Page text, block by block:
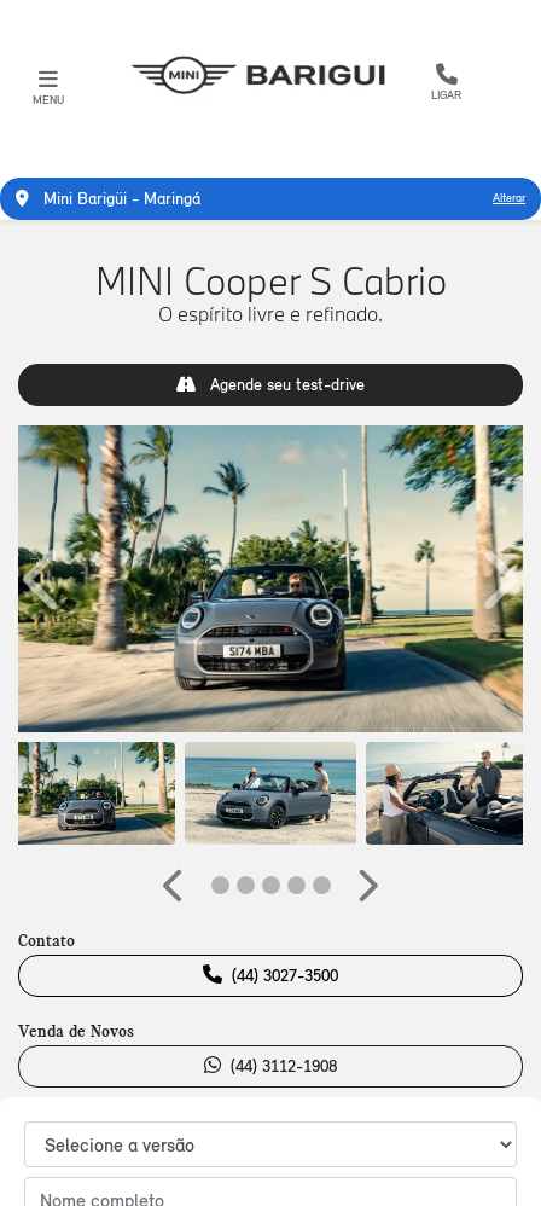
MENU LIGAR
Mini Barigüi - Maringá Alterar
MINI Cooper S Cabrio
O espírito livre e refinado.
Agende seu test-drive
Anterior
Anterior Próximo
Contato
(44) 3027-3500
Venda de Novos
(44) 3112-1908